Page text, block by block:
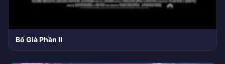
Bố Già Phần II